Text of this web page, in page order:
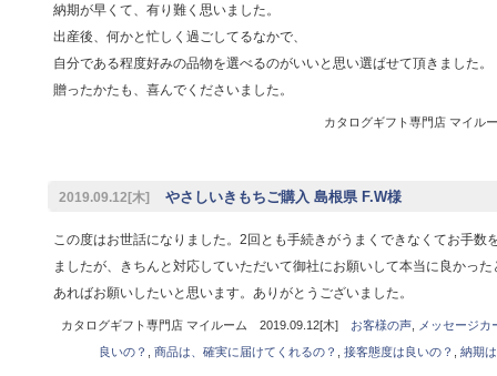
納期が早くて、有り難く思いました。
出産後、何かと忙しく過ごしてるなかで、
自分である程度好みの品物を選べるのがいいと思い選ばせて頂きました。
贈ったかたも、喜んでくださいました。
カタログギフト専門店 マイ
2019.09.12[木] やさしいきもちご購入 島根県 F.W様
この度はお世話になりました。2回とも手続きがうまくできなくてお手数
ましたが、きちんと対応していただいて御社にお願いして本当に良かっ
あればお願いしたいと思います。ありがとうございました。
カタログギフト専門店 マイルーム 2019.09.12[木] お客様の声,
メッセージ
良いの？
商品は、確実に届けてくれるの？ 接客態度は良いの？ 納期